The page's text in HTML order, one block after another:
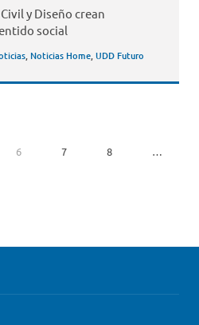
y Diseño crean
social
, Noticias Home,UDD Futuro
6 7 8 …